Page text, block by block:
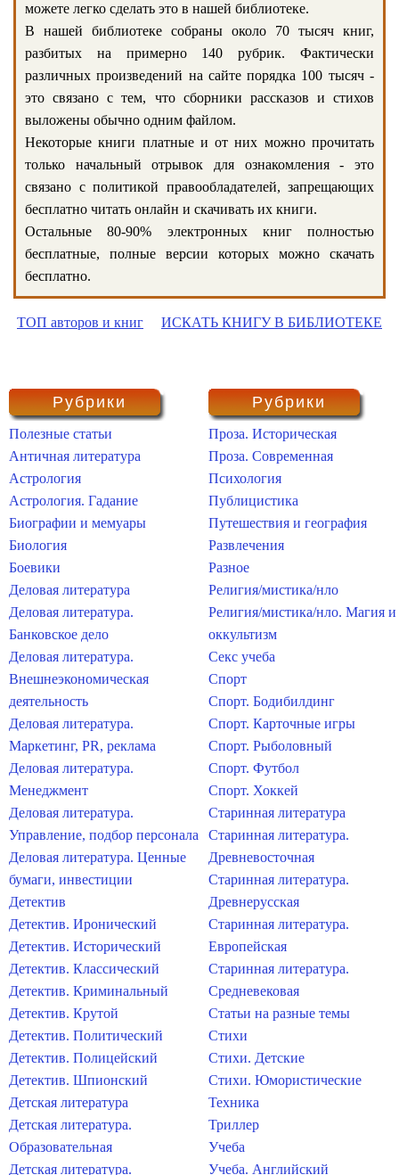
можете легко сделать это в нашей библиотеке.
В нашей библиотеке собраны около 70 тысяч книг,
разбитых на примерно 140 рубрик. Фактически
различных произведений на сайте порядка 100 тысяч -
это связано с тем, что сборники рассказов и стихов
выложены обычно одним файлом.
Некоторые книги платные и от них можно прочитать
только начальный отрывок для ознакомления - это
связано с политикой правообладателей, запрещающих
бесплатно читать онлайн и скачивать их книги.
Остальные 80-90% электронных книг полностью
бесплатные, полные версии которых можно скачать
бесплатно.
ТОП авторов и книг ИСКАТЬ КНИГУ В БИБЛИОТЕКЕ
Рубрики
Полезные статьи
Античная литература
Астрология
Астрология. Гадание
Биографии и мемуары
Биология
Боевики
Деловая литература
Деловая литература.
Банковское дело
Деловая литература.
Внешнеэкономическая
деятельность
Деловая литература.
Маркетинг, PR, реклама
Деловая литература.
Менеджмент
Деловая литература.
Управление, подбор персонала
Деловая литература. Ценные
бумаги, инвестиции
Детектив
Детектив. Иронический
Детектив. Исторический
Детектив. Классический
Детектив. Криминальный
Детектив. Крутой
Детектив. Политический
Детектив. Полицейский
Детектив. Шпионский
Детская литература
Детская литература.
Образовательная
Детская литература.
Рубрики
Проза. Историческая
Проза. Современная
Психология
Публицистика
Путешествия и география
Развлечения
Разное
Религия/мистика/нло
Религия/мистика/нло. Магия и
оккультизм
Секс учеба
Спорт
Спорт. Бодибилдинг
Спорт. Карточные игры
Спорт. Рыболовный
Спорт. Футбол
Спорт. Хоккей
Старинная литература
Старинная литература.
Древневосточная
Старинная литература.
Древнерусская
Старинная литература.
Европейская
Старинная литература.
Средневековая
Статьи на разные темы
Стихи
Стихи. Детские
Стихи. Юмористические
Техника
Триллер
Учеба
Учеба. Английский